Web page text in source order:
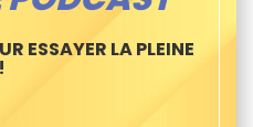
ESSAYER LA PLEINE